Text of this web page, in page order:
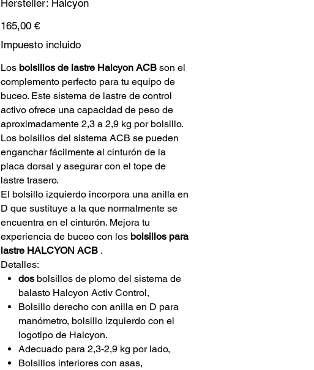
Hersteller: Halcyon
Halcyon
Precio
165,00 €
Impuesto incluido
Los bolsillos de lastre Halcyon ACBson el
complemento perfecto para tu equipo de
buceo. Este sistema de lastre de control
activo ofrece una capacidad de peso de
aproximadamente 2,3 a 2,9 kg por bolsillo.
Los bolsillos del sistema ACB se pueden
enganchar fácilmente al cinturón de la
placa dorsal y asegurar con el tope de
lastre trasero.
El bolsillo izquierdo incorpora una anilla en
D que sustituye a la que normalmente se
encuentra en el cinturón. Mejora tu
experiencia de buceo con los bolsillos para
lastre HALCYON ACB.
Detalles:
dosbolsillos de plomo del sistema de
balasto Halcyon Activ Control,
Bolsillo derecho con anilla en D para
manómetro, bolsillo izquierdo con el
logotipo de Halcyon.
Adecuado para 2,3-2,9 kg por lado,
Bolsillos interiores con asas,